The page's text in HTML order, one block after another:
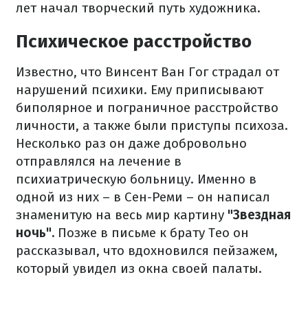
лет начал творческий путь художника.
Психическое расстройство
Известно, что Винсент Ван Гог страдал от
нарушений психики. Ему приписывают
биполярное и пограничное расстройство
личности, а также были приступы психоза.
Несколько раз он даже добровольно
отправлялся на лечение в
психиатрическую больницу. Именно в
одной из них – в Сен-Реми – он написал
знаменитую на весь мир картину "Звездная
ночь". Позже в письме к брату Тео он
рассказывал, что вдохновился пейзажем,
который увидел из окна своей палаты.